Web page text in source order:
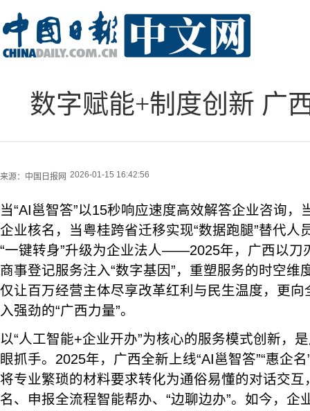
数字赋能+制度创新 广
来源： 中国日报网 2026-01-15 16:42:56
当“AI邕智答”以15秒响应速度高效解答企业咨询，
企业核名，当粤桂跨省迁移实现“数据跑腿”替代人
“一键转身”升级为企业法人——2025年，广西以刀
商事登记服务注入“数字基因”，重塑服务的时空维
仅让百万经营主体尽享改革红利与民生温度，更
入强劲的“广西力量”。
以“人工智能+企业开办”为核心的服务模式创新，
眼抓手。2025年，广西全新上线“AI邕智答”“惠企
将专业繁琐的材料要求转化为通俗易懂的对话交
名、申报全流程智能帮办、“边聊边办”。如今，企